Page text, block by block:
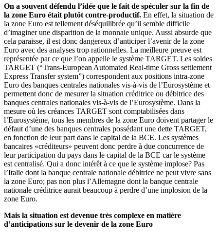
On a souvent défendu l’idée que le fait de spéculer sur la fin de
la zone Euro était plutôt contre-productif. En effet, la situation de
la zone Euro est tellement déséquilibrée qu’il semble difficile
d’imaginer une disparition de la monnaie unique. Aussi absurde que
cela paraisse, il est donc dangereux d’anticiper l’avenir de la zone
Euro avec des analyses trop rationnelles. La meilleure preuve est
représentée par ce que l’on appelle le système TARGET. Les soldes
TARGET (“Trans-European Automated Real-time Gross settlement
Express Transfer system”) correspondent aux positions intra-zone
Euro des banques centrales nationales vis-à-vis de l’Eurosystème et
permettent donc de mesurer la situation créditrice ou débitrice des
banques centrales nationales vis-à-vis de l’Eurosystème. Dans la
mesure où les créances TARGET sont comptabilisées dans
l’Eurosystème, tous les membres de la zone Euro doivent partager le
défaut d’une des banques centrales possédant une dette TARGET,
en fonction de leur part dans le capital de la BCE. Les systèmes
bancaires «créditeurs» peuvent donc perdre à due concurrence de
leur participation du pays dans le capital de la BCE car le système
est centralisé. Qui a donc intérêt à ce que le système implose? Pas
l’Italie dont la banque centrale nationale débitrice ne peut vivre sans
la zone Euro; pas non plus l’Allemagne dont la banque centrale
nationale créditrice aurait beaucoup à perdre d’une implosion de la
zone Euro.
Mais la situation est devenue très complexe en matière
d’anticipations sur le devenir de la zone Euro